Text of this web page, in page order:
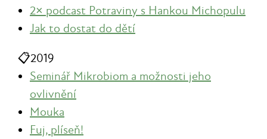
2× podcast Potraviny s Hankou Michopulu
Jak to dostat do dětí
📋2019
Seminář Mikrobiom a možnosti jeho
ovlivnění
Mouka
Fuj, plíseň!